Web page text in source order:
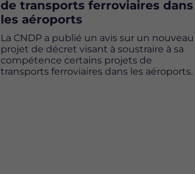
de transports ferroviaires dans
les aéroports
La CNDP a publié un avis sur un nouveau
projet de décret visant à soustraire à sa
compétence certains projets de
transports ferroviaires dans les aéroports.